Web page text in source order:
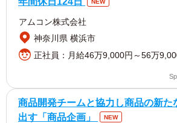
NEW
アムコン株式会社
神奈川県 横浜市
正社員：月給46万9,000円～56万
商品開発チームと協力し商品の新た
出す「商品企画」
NEW